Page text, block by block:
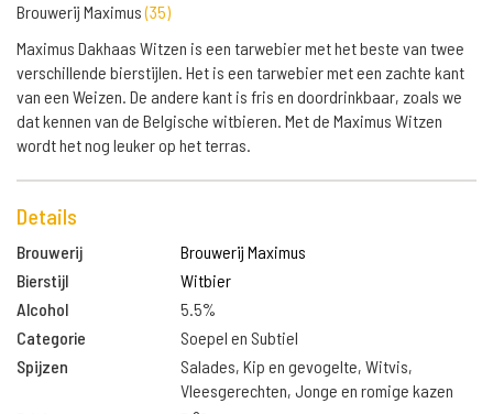
Brouwerij Maximus(35)
Maximus Dakhaas Witzen is een tarwebier met het beste van twee
verschillende bierstijlen. Het is een tarwebier met een zachte kant
van een Weizen. De andere kant is fris en doordrinkbaar, zoals we
dat kennen van de Belgische witbieren. Met de Maximus Witzen
wordt het nog leuker op het terras.
Details
Brouwerij
Brouwerij Maximus
Bierstijl
Witbier
Alcohol
5.5%
Categorie
Soepel en Subtiel
Spijzen
Salades, Kip en gevogelte, Witvis,
Vleesgerechten, Jonge en romige kazen